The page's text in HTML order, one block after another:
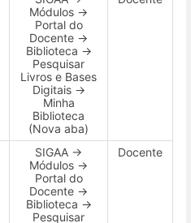
Módulos →
Portal do
Docente →
Biblioteca →
Pesquisar
Livros e Bases
Digitais →
Minha
Biblioteca
(Nova aba)
SIGAA →
Módulos →
Portal do
Docente →
Biblioteca →
Pesquisar
Docente